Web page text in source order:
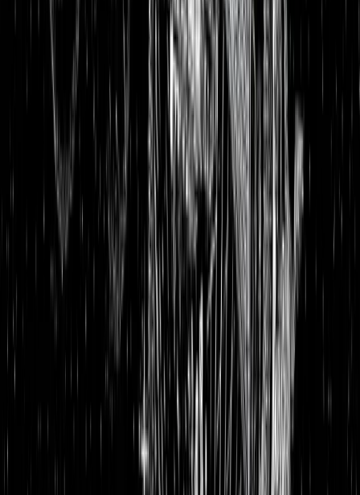
The Great Inflation: wie professionelle Investoren von hoher
Inflation und steigenden Zinsen profitieren